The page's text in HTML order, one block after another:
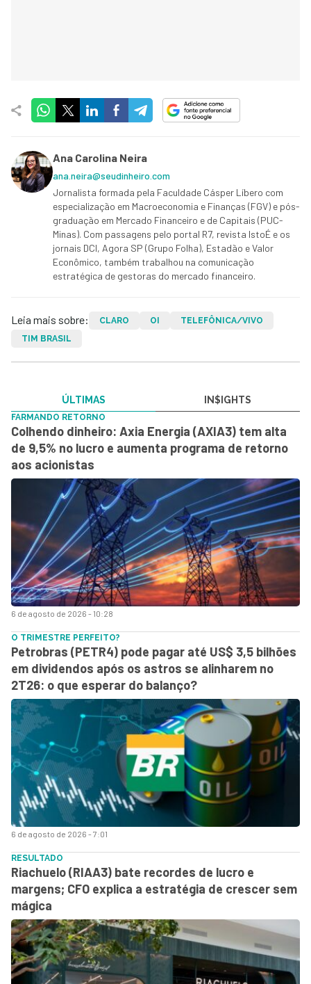
Ana Carolina Neira
ana.neira@seudinheiro.com
Jornalista formada pela Faculdade Cásper Líbero com
especialização em Macroeconomia e Finanças (FGV) e pós-
graduação em Mercado Financeiro e de Capitais (PUC-
Minas). Com passagens pelo portal R7, revista IstoÉ e os
jornais DCI, Agora SP (Grupo Folha), Estadão e Valor
Econômico, também trabalhou na comunicação
estratégica de gestoras do mercado financeiro.
Leia mais sobre: CLARO OI
TELEFÔNICA/VIVO
TIM BRASIL
ÚLTIMAS IN$IGHTS
6 de agosto de 2026 - 10:28
FARMANDO RETORNO
Colhendo dinheiro: Axia Energia (AXIA3) tem alta
de 9,5% no lucro e aumenta programa de retorno
aos acionistas
6 de agosto de 2026 - 7:01
O TRIMESTRE PERFEITO?
Petrobras (PETR4) pode pagar até US$ 3,5 bilhões
em dividendos após os astros se alinharem no
2T26: o que esperar do balanço?
RESULTADO
Riachuelo (RIAA3) bate recordes de lucro e
margens; CFO explica a estratégia de crescer sem
mágica